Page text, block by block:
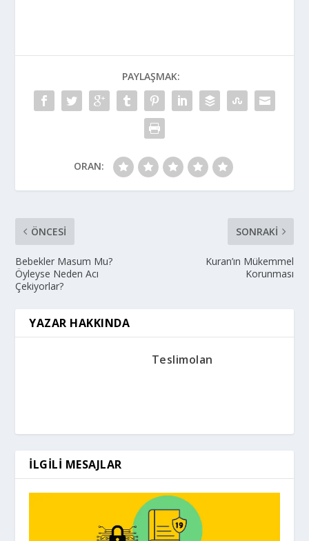
PAYLAŞMAK:
ORAN:
ÖNCESI
Bebekler Masum Mu?
Öyleyse Neden Acı
Çekiyorlar?
SONRAKI
Kuran’ın Mükemmel
Korunması
YAZAR HAKKINDA
Teslimolan
İLGILI MESAJLAR